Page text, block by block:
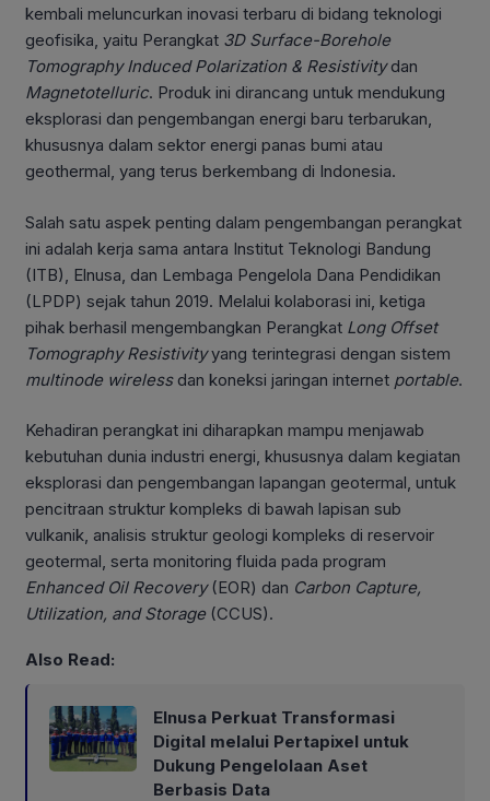
kembali meluncurkan inovasi terbaru di bidang teknologi
geofisika, yaitu Perangkat 3D Surface-Borehole
Tomography Induced Polarization & Resistivitydan
Magnetotelluric. Produk ini dirancang untuk mendukung
eksplorasi dan pengembangan energi baru terbarukan,
khususnya dalam sektor energi panas bumi atau
geothermal, yang terus berkembang di Indonesia.
Salah satu aspek penting dalam pengembangan perangkat
ini adalah kerja sama antara Institut Teknologi Bandung
(ITB), Elnusa, dan Lembaga Pengelola Dana Pendidikan
(LPDP) sejak tahun 2019. Melalui kolaborasi ini, ketiga
pihak berhasil mengembangkan Perangkat Long Offset
Tomography Resistivityyang terintegrasi dengan sistem
multinode wirelessdan koneksi jaringan internet portable.
Kehadiran perangkat ini diharapkan mampu menjawab
kebutuhan dunia industri energi, khususnya dalam kegiatan
eksplorasi dan pengembangan lapangan geotermal, untuk
pencitraan struktur kompleks di bawah lapisan sub
vulkanik, analisis struktur geologi kompleks di reservoir
geotermal, serta monitoring fluida pada program
Enhanced Oil Recovery(EOR) dan Carbon Capture,
Utilization, and Storage(CCUS).
Also Read:
Elnusa Perkuat Transformasi
Digital melalui Pertapixel untuk
Dukung Pengelolaan Aset
Berbasis Data